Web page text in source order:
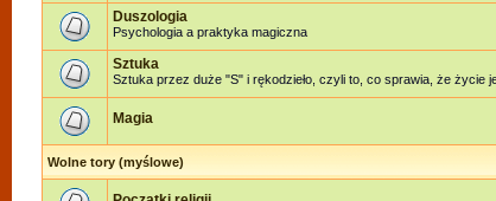
Duszologia
Psychologia a praktyka magiczna
Sztuka
Sztuka przez duże "S" i rękodzieło, czyli to, co sprawia, że życie
Magia
Wolne tory (myślowe)